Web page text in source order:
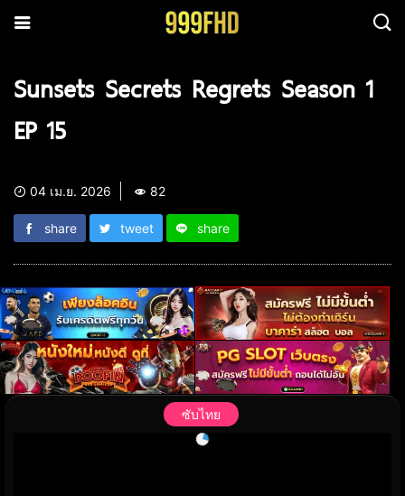
Sunsets Secrets Regrets Season 1
EP 15
04 เม.ย. 2026 82
share tweet share
ซับไทย